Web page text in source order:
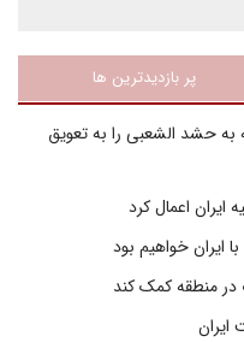
پر بازدیدترین ها
به حشد الشعبی را به تعویق
ایران اعمال کرد
خواهیم بود
در منطقه کمک کند